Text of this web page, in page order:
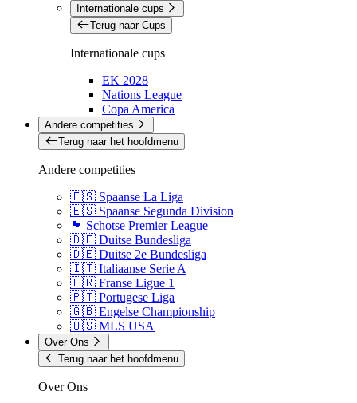
Internationale cups
Terug naar Cups
Internationale cups
EK 2028
Nations League
Copa America
Andere competities
Terug naar het hoofdmenu
Andere competities
🇪🇸 Spaanse La Liga
🇪🇸 Spaanse Segunda Division
🏴󠁧󠁢󠁳󠁣󠁴󠁿 Schotse Premier League
🇩🇪 Duitse Bundesliga
🇩🇪 Duitse 2e Bundesliga
🇮🇹 Italiaanse Serie A
🇫🇷 Franse Ligue 1
🇵🇹 Portugese Liga
🇬🇧 Engelse Championship
🇺🇸 MLS USA
Over Ons
Terug naar het hoofdmenu
Over Ons